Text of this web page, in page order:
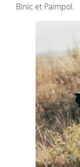
Binic et Paimpol.